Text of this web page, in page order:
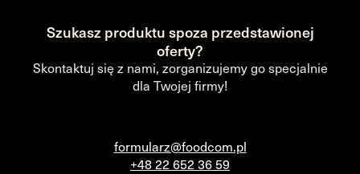
Szukasz produktu spoza przedstawionej
oferty?
Skontaktuj się z nami, zorganizujemy go specjalnie
dla Twojej firmy!
formularz@foodcom.pl
+48 22 652 36 59